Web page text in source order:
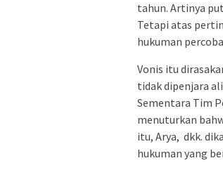
tahun. Artinya
Tetapi atas
hukuman
Vonis itu
tidak dipenjara
Sementara Tim
menuturkan
itu, Arya, dkk.
hukuman yang